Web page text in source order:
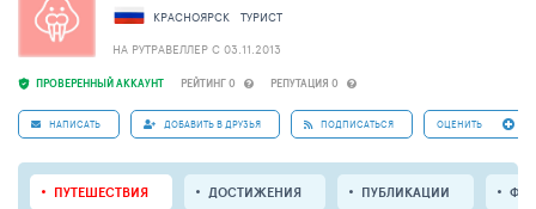
ПРОВЕРЕННЫЙ АККАУНТ РЕЙТИНГ 0 РЕПУТАЦИЯ 0
КРАСНОЯРСК
ТУРИСТ
НА РУТРАВЕЛЛЕР C 03.11.2013
НАПИСАТЬ ДОБАВИТЬ В ДРУЗЬЯ ПОДПИСАТЬСЯ ОЦЕНИТЬ
ПУТЕШЕСТВИЯ ДОСТИЖЕНИЯ ПУБЛИКАЦИИ